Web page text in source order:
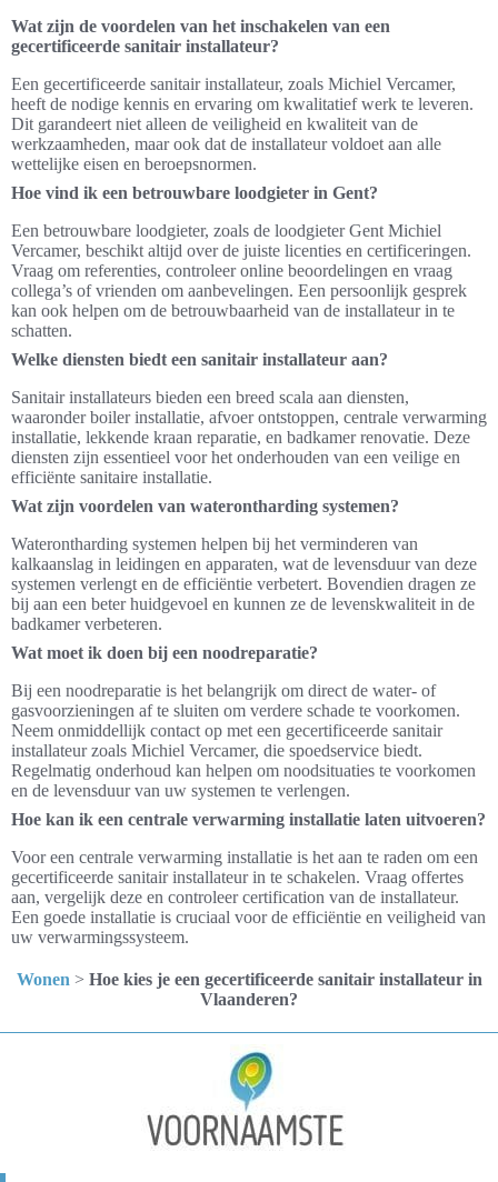
Wat zijn de voordelen van het inschakelen van een
gecertificeerde sanitair installateur?
Een gecertificeerde sanitair installateur, zoals Michiel Vercamer,
heeft de nodige kennis en ervaring om kwalitatief werk te leveren.
Dit garandeert niet alleen de veiligheid en kwaliteit van de
werkzaamheden, maar ook dat de installateur voldoet aan alle
wettelijke eisen en beroepsnormen.
Hoe vind ik een betrouwbare loodgieter in Gent?
Een betrouwbare loodgieter, zoals de loodgieter Gent Michiel
Vercamer, beschikt altijd over de juiste licenties en certificeringen.
Vraag om referenties, controleer online beoordelingen en vraag
collega’s of vrienden om aanbevelingen. Een persoonlijk gesprek
kan ook helpen om de betrouwbaarheid van de installateur in te
schatten.
Welke diensten biedt een sanitair installateur aan?
Sanitair installateurs bieden een breed scala aan diensten,
waaronder boiler installatie, afvoer ontstoppen, centrale verwarming
installatie, lekkende kraan reparatie, en badkamer renovatie. Deze
diensten zijn essentieel voor het onderhouden van een veilige en
efficiënte sanitaire installatie.
Wat zijn voordelen van waterontharding systemen?
Waterontharding systemen helpen bij het verminderen van
kalkaanslag in leidingen en apparaten, wat de levensduur van deze
systemen verlengt en de efficiëntie verbetert. Bovendien dragen ze
bij aan een beter huidgevoel en kunnen ze de levenskwaliteit in de
badkamer verbeteren.
Wat moet ik doen bij een noodreparatie?
Bij een noodreparatie is het belangrijk om direct de water- of
gasvoorzieningen af te sluiten om verdere schade te voorkomen.
Neem onmiddellijk contact op met een gecertificeerde sanitair
installateur zoals Michiel Vercamer, die spoedservice biedt.
Regelmatig onderhoud kan helpen om noodsituaties te voorkomen
en de levensduur van uw systemen te verlengen.
Hoe kan ik een centrale verwarming installatie laten uitvoeren?
Voor een centrale verwarming installatie is het aan te raden om een
gecertificeerde sanitair installateur in te schakelen. Vraag offertes
aan, vergelijk deze en controleer certification van de installateur.
Een goede installatie is cruciaal voor de efficiëntie en veiligheid van
uw verwarmingssysteem.
Wonen > Hoe kies je een gecertificeerde sanitair installateur in
Vlaanderen?